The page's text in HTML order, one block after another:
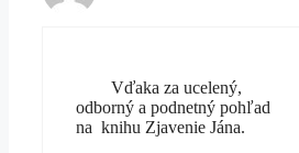
Vďaka za ucelený,
odborný a podnetný pohľad
na knihu Zjavenie Jána.